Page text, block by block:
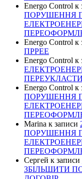
Energo Control к
ПОРУШЕННЯ
Energo Control к
ПРРЕЕ
Energo Control к
Energo Control к
ПОРУШЕННЯ
Marina к записи
ПОРУШЕННЯ
Сергей к записи
ЗБІЛЬШИТИ